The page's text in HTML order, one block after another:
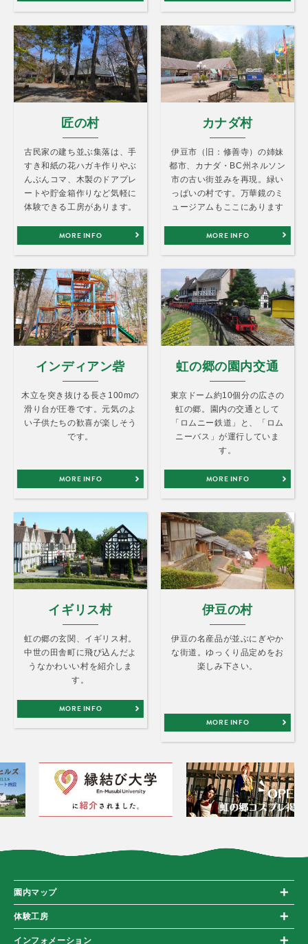
匠の村
古民家の建ち並ぶ集落は、手
すき和紙の花ハガキ作りやぶ
んぶんコマ、木製のドアプレ
ートや貯金箱作りなど気軽に
体験できる工房があります。
MORE INFO
カナダ村
伊豆市（旧：修善寺）の姉妹
都市、カナダ・BC州ネルソン
市の古い街並みを再現。緑い
っぱいの村です。万華鏡のミ
ュージアムもここにあります
MORE INFO
インディアン砦
木立を突き抜ける長さ100mの
滑り台が圧巻です。元気のよ
い子供たちの歓喜が楽しそう
です。
MORE INFO
虹の郷の園内交通
東京ドーム約10個分の広さの
虹の郷。園内の交通として
「ロムニー鉄道」と、「ロム
ニーバス」が運行していま
す。
MORE INFO
イギリス村
虹の郷の玄関、イギリス村。
中世の田舎町に飛び込んだよ
うなかわいい村を紹介しま
す。
MORE INFO
伊豆の村
伊豆の名産品が並ぶにぎやか
な街道。ゆっくり品定めをお
楽しみ下さい。
MORE INFO
園内マップ
体験工房
インフォメーション